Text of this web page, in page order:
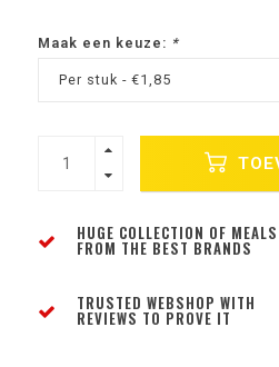
Maak een keuze: *
Per stuk - €1,85
HUGE COLLECTION OF MEALS
FROM THE BEST BRANDS
TRUSTED WEBSHOP WITH
REVIEWS TO PROVE IT